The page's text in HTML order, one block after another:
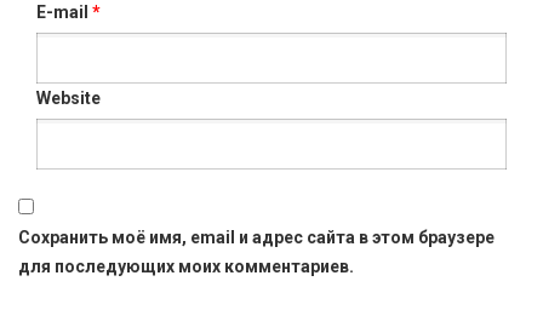
E-mail *
Website
Сохранить моё имя, email и адрес сайта в этом браузере
для последующих моих комментариев.